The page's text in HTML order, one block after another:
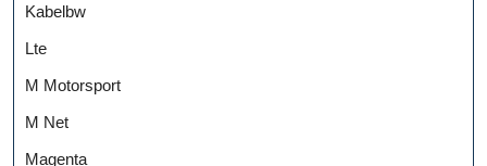
Kabelbw
Lte
M Motorsport
M Net
Magenta